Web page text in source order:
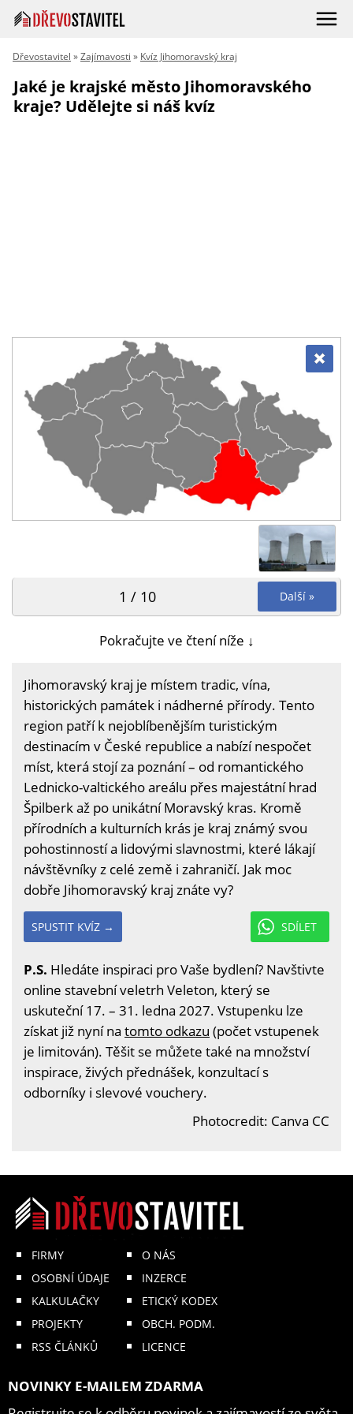
Dřevostavitel »Zajímavosti » Kvíz Jihomoravský kraj
Jaké je krajské město Jihomoravského
kraje? Udělejte si náš kvíz
Další »
1 / 10
Pokračujte ve čtení níže ↓
Jihomoravský kraj je místem tradic, vína,
historických památek i nádherné přírody. Tento
region patří k nejoblíbenějším turistickým
destinacím v České republice a nabízí nespočet
míst, která stojí za poznání – od romantického
Lednicko-valtického areálu přes majestátní hrad
Špilberk až po unikátní Moravský kras. Kromě
přírodních a kulturních krás je kraj známý svou
pohostinností a lidovými slavnostmi, které lákají
návštěvníky z celé země i zahraničí. Jak moc
dobře Jihomoravský kraj znáte vy?
SDÍLET
SPUSTIT KVÍZ →
P.S. Hledáte inspiraci pro Vaše bydlení? Navštivte
online stavební veletrh Veleton, který se
uskuteční 17. – 31. ledna 2027. Vstupenku lze
získat již nyní na tomto odkazu (počet vstupenek
je limitován). Těšit se můžete také na množství
inspirace, živých přednášek, konzultací s
odborníky i slevové vouchery.
Photocredit: Canva CC
FIRMY
OSOBNÍ ÚDAJE
KALKULAČKY
PROJEKTY
RSS ČLÁNKŮ
O NÁS
INZERCE
ETICKÝ KODEX
OBCH. PODM.
LICENCE
NOVINKY E-MAILEM ZDARMA